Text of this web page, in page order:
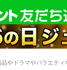
やドラマやバラエテ